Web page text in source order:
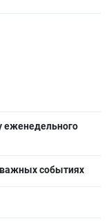
еженедельного
событиях